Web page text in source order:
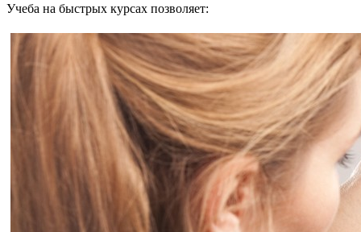
Учеба на быстрых курсах позволяет: